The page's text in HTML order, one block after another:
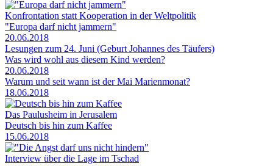
Konfrontation statt Kooperation in der Weltpolitik
"Europa darf nicht jammern"
20.06.2018
Lesungen zum 24. Juni (Geburt Johannes des Täufers)
Was wird wohl aus diesem Kind werden?
20.06.2018
Warum und seit wann ist der Mai Marienmonat?
18.06.2018
Das Paulusheim in Jerusalem
Deutsch bis hin zum Kaffee
15.06.2018
Interview über die Lage im Tschad